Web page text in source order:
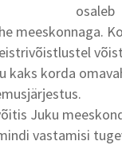
osaleb
meeskonnaga.
kaks korda
Juku
vastamisi